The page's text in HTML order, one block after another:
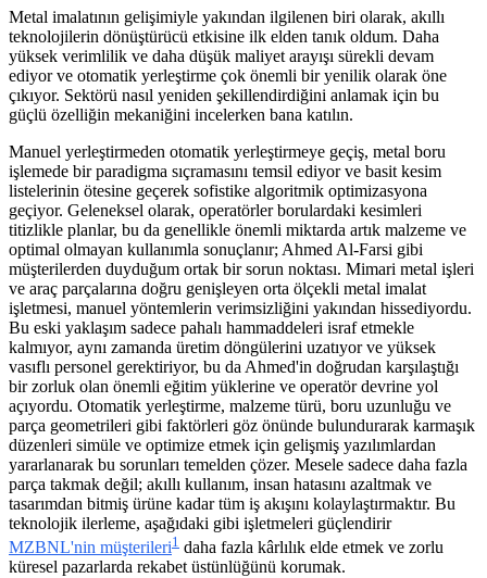
Metal imalatının gelişimiyle yakından ilgilenen biri olarak, akıllı
teknolojilerin dönüştürücü etkisine ilk elden tanık oldum. Daha
yüksek verimlilik ve daha düşük maliyet arayışı sürekli devam
ediyor ve otomatik yerleştirme çok önemli bir yenilik olarak öne
çıkıyor. Sektörü nasıl yeniden şekillendirdiğini anlamak için bu
güçlü özelliğin mekaniğini incelerken bana katılın.
Manuel yerleştirmeden otomatik yerleştirmeye geçiş, metal boru
işlemede bir paradigma sıçramasını temsil ediyor ve basit kesim
listelerinin ötesine geçerek sofistike algoritmik optimizasyona
geçiyor. Geleneksel olarak, operatörler borulardaki kesimleri
titizlikle planlar, bu da genellikle önemli miktarda artık malzeme ve
optimal olmayan kullanımla sonuçlanır; Ahmed Al-Farsi gibi
müşterilerden duyduğum ortak bir sorun noktası. Mimari metal işleri
ve araç parçalarına doğru genişleyen orta ölçekli metal imalat
işletmesi, manuel yöntemlerin verimsizliğini yakından hissediyordu.
Bu eski yaklaşım sadece pahalı hammaddeleri israf etmekle
kalmıyor, aynı zamanda üretim döngülerini uzatıyor ve yüksek
vasıflı personel gerektiriyor, bu da Ahmed'in doğrudan karşılaştığı
bir zorluk olan önemli eğitim yüklerine ve operatör devrine yol
açıyordu. Otomatik yerleştirme, malzeme türü, boru uzunluğu ve
parça geometrileri gibi faktörleri göz önünde bulundurarak karmaşık
düzenleri simüle ve optimize etmek için gelişmiş yazılımlardan
yararlanarak bu sorunları temelden çözer. Mesele sadece daha fazla
parça takmak değil; akıllı kullanım, insan hatasını azaltmak ve
tasarımdan bitmiş ürüne kadar tüm iş akışını kolaylaştırmaktır. Bu
teknolojik ilerleme, aşağıdaki gibi işletmeleri güçlendirir
MZBNL'nin müşterileri1 daha fazla kârlılık elde etmek ve zorlu
küresel pazarlarda rekabet üstünlüğünü korumak.